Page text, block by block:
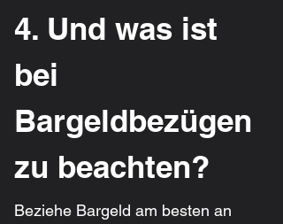
4. Und was ist
bei
Bargeldbezügen
zu beachten?
Beziehe Bargeld am besten an